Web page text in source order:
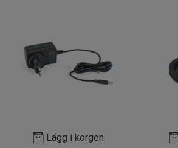
Lägg i korgen